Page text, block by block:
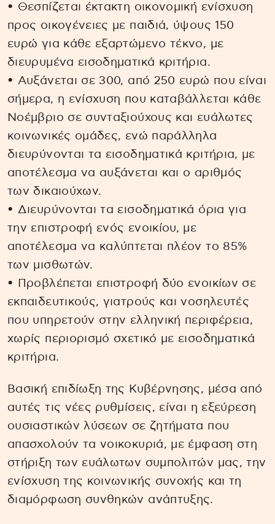
• Θεσπίζεται έκτακτη οικονομική ενίσχυση
προς οικογένειες με παιδιά, ύψους 150
ευρώ για κάθε εξαρτώμενο τέκνο, με
διευρυμένα εισοδηματικά κριτήρια.
• Αυξάνεται σε 300, από 250 ευρώ που είναι
σήμερα, η ενίσχυση που καταβάλλεται κάθε
Νοέμβριο σε συνταξιούχους και ευάλωτες
κοινωνικές ομάδες, ενώ παράλληλα
διευρύνονται τα εισοδηματικά κριτήρια, με
αποτέλεσμα να αυξάνεται και ο αριθμός
των δικαιούχων.
• Διευρύνονται τα εισοδηματικά όρια για
την επιστροφή ενός ενοικίου, με
αποτέλεσμα να καλύπτεται πλέον το 85%
των μισθωτών.
• Προβλέπεται επιστροφή δύο ενοικίων σε
εκπαιδευτικούς, γιατρούς και νοσηλευτές
που υπηρετούν στην ελληνική περιφέρεια,
χωρίς περιορισμό σχετικό με εισοδηματικά
κριτήρια.
Βασική επιδίωξη της Κυβέρνησης, μέσα από
αυτές τις νέες ρυθμίσεις, είναι η εξεύρεση
ουσιαστικών λύσεων σε ζητήματα που
απασχολούν τα νοικοκυριά, με έμφαση στη
στήριξη των ευάλωτων συμπολιτών μας, την
ενίσχυση της κοινωνικής συνοχής και τη
διαμόρφωση συνθηκών ανάπτυξης.